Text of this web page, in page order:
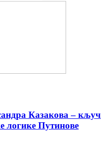
Казакова – кључ
логике Путинове